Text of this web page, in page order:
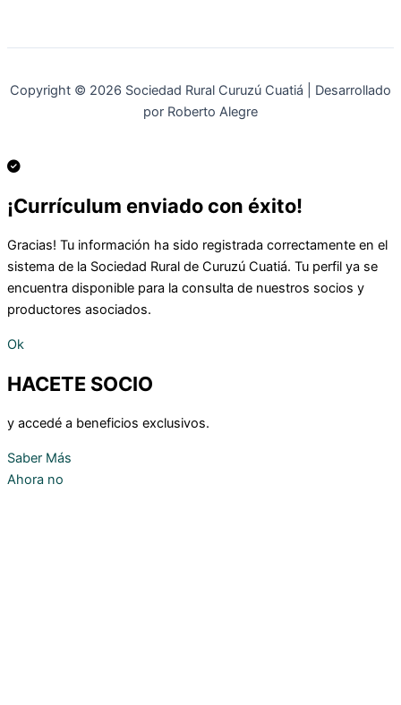
Copyright © 2026 Sociedad Rural Curuzú Cuatiá | Desarrollado
por Roberto Alegre
¡Currículum enviado con éxito!
Gracias! Tu información ha sido registrada correctamente en el
sistema de la Sociedad Rural de Curuzú Cuatiá. Tu perfil ya se
encuentra disponible para la consulta de nuestros socios y
productores asociados.
Ok
HACETE SOCIO
y accedé a beneficios exclusivos.
Saber Más
Ahora no